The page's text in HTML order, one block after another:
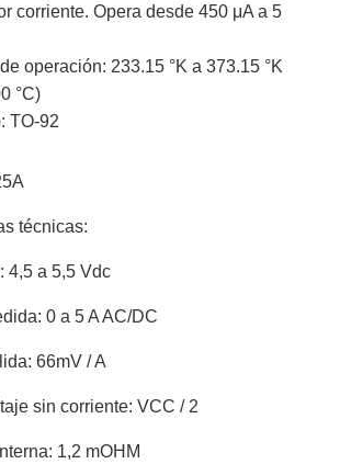
corriente. Opera desde 450 μA a 5
operación: 233.15 °K a 373.15 °K
°C)
TO-92
técnicas:
4,5 a 5,5 Vdc
0 a 5 A AC/DC
66mV / A
sin corriente: VCC / 2
1,2 mOHM